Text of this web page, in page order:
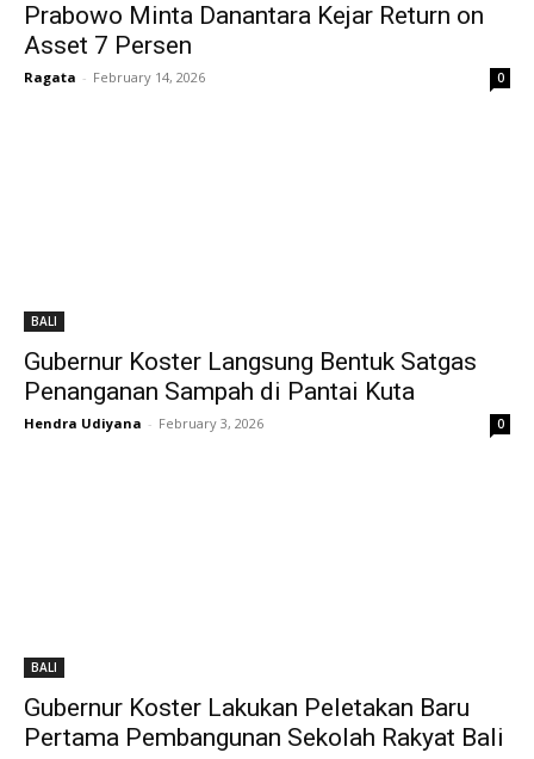
Prabowo Minta Danantara Kejar Return on
Asset 7 Persen
Ragata - February 14, 2026 0
BALI
Gubernur Koster Langsung Bentuk Satgas
Penanganan Sampah di Pantai Kuta
Hendra Udiyana - February 3, 2026 0
BALI
Gubernur Koster Lakukan Peletakan Baru
Pertama Pembangunan Sekolah Rakyat Bali